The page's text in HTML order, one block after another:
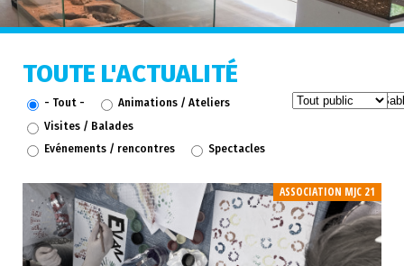
TOUTE L'ACTUALITÉ
- Tout -
Animations / Ateliers
Visites / Balades
Evénements / rencontres
Spectacles
ASSOCIATION MJC 21